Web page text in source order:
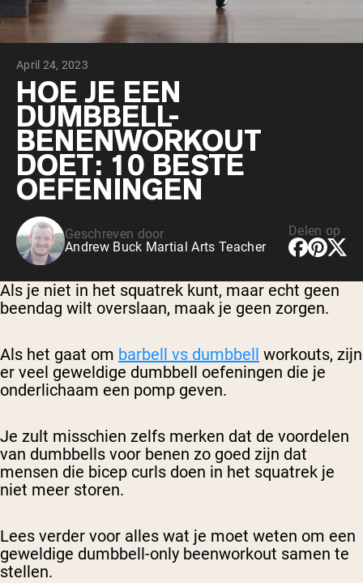
Shop All Protein Powders
VEGAN PROTEIN
Erwteneiwit
April 24, 2023
HOE JE EEN
DUMBBELL-
BENENWORKOUT
DOET: 10 BESTE
OEFENINGEN
Geschreven door
Andrew Buck Martial Arts Teacher
Delen op
Als je niet in het squatrek kunt, maar echt geen
beendag wilt overslaan, maak je geen zorgen.
Als het gaat om barbell vs dumbbell workouts, zijn
er veel geweldige dumbbell oefeningen die je
onderlichaam een pomp geven.
Je zult misschien zelfs merken dat de voordelen
van dumbbells voor benen zo goed zijn dat
mensen die bicep curls doen in het squatrek je
niet meer storen.
Lees verder voor alles wat je moet weten om een
geweldige dumbbell-only beenworkout samen te
stellen.